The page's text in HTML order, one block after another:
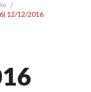
/
12/12/2016